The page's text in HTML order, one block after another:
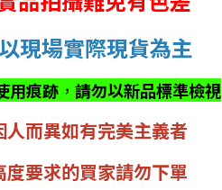
現場實際現貨為主
用痕跡 ， 請勿以新品標準檢視
人而異如有完美主義者
度要求的買家請勿下單